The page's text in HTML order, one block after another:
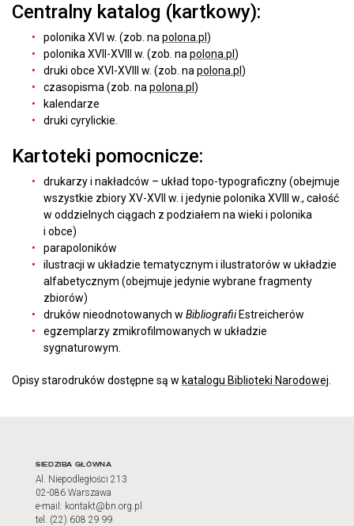
Centralny katalog (kartkowy):
polonika XVI w. (zob. na polona.pl )
polonika XVII-XVIII w. (zob. na polona.pl )
druki obce XVI-XVIII w. (zob. na polona.pl )
czasopisma (zob. na polona.pl )
kalendarze
druki cyrylickie.
Kartoteki pomocnicze:
drukarzy i nakładców – układ topo-typograficzny (obejmuje
wszystkie zbiory XV-XVII w. i jedynie polonika XVIII w., całość
w oddzielnych ciągach z podziałem na wieki i polonika
i obce)
parapoloników
ilustracji w układzie tematycznym i ilustratorów w układzie
alfabetycznym (obejmuje jedynie wybrane fragmenty
zbiorów)
druków nieodnotowanych w BibliografiiEstreicherów
egzemplarzy zmikrofilmowanych w układzie
sygnaturowym.
Opisy starodruków dostępne są w katalogu Biblioteki Narodowej
Adres oraz godziny
SIEDZIBA GŁÓWNA
Al. Niepodległości 213
02-086 Warszawa
e-mail: kontakt@bn.org.pl
tel. (22) 608 29 99